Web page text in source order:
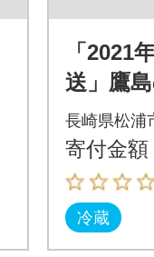
「2021
送」鷹
タイ(約
長崎県松浦
寄付金額
冷蔵